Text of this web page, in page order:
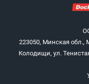
223050, Минская обл.,
Колодищи, ул.